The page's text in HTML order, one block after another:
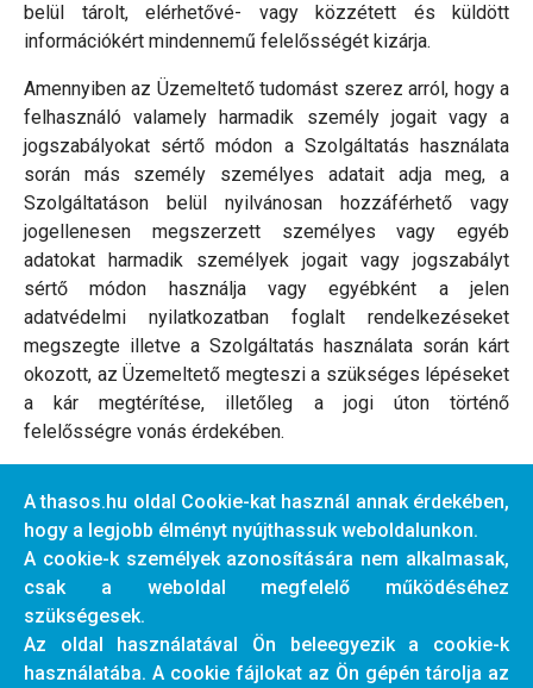
belül tárolt, elérhetővé- vagy közzétett és küldött
információkért mindennemű felelősségét kizárja.
Amennyiben az Üzemeltető tudomást szerez arról, hogy a
felhasználó valamely harmadik személy jogait vagy a
jogszabályokat sértő módon a Szolgáltatás használata
során más személy személyes adatait adja meg, a
Szolgáltatáson belül nyilvánosan hozzáférhető vagy
jogellenesen megszerzett személyes vagy egyéb
adatokat harmadik személyek jogait vagy jogszabályt
sértő módon használja vagy egyébként a jelen
adatvédelmi nyilatkozatban foglalt rendelkezéseket
megszegte illetve a Szolgáltatás használata során kárt
okozott, az Üzemeltető megteszi a szükséges lépéseket
a kár megtérítése, illetőleg a jogi úton történő
felelősségre vonás érdekében.
Az Üzemeltető fenntartja a jogot a jelen adatvédelmi
nyilatkozat módosítására. Módosítás esetében az
Üzemeltető a módosított nyilatkozatot elérhetővé teszi a
Szolgáltatás nyitóoldalán.
A thasos.hu oldal Cookie-kat használ annak érdekében,
hogy a legjobb élményt nyújthassuk weboldalunkon.
A cookie-k személyek azonosítására nem alkalmasak,
csak a weboldal megfelelő működéséhez
szükségesek.
Az oldal használatával Ön beleegyezik a cookie-k
használatába. A cookie fájlokat az Ön gépén tárolja az